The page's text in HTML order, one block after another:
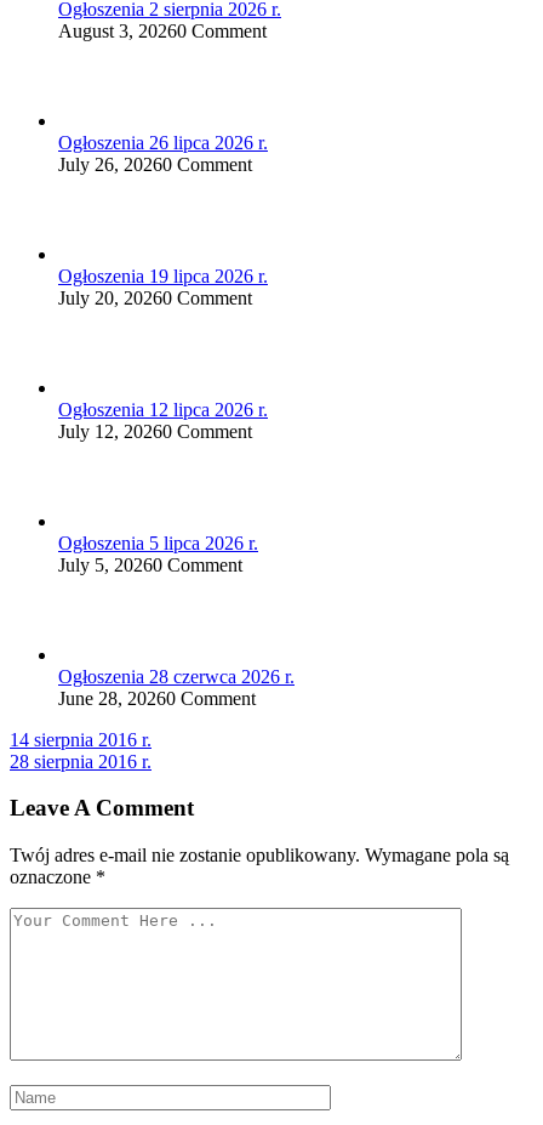
Ogłoszenia 2 sierpnia 2026 r.
August 3, 20260 Comment
Ogłoszenia 26 lipca 2026 r.
July 26, 20260 Comment
Ogłoszenia 19 lipca 2026 r.
July 20, 20260 Comment
Ogłoszenia 12 lipca 2026 r.
July 12, 20260 Comment
Ogłoszenia 5 lipca 2026 r.
July 5, 20260 Comment
Ogłoszenia 28 czerwca 2026 r.
June 28, 20260 Comment
Nawigacja
wpisu
14 sierpnia 2016 r.
28 sierpnia 2016 r.
Leave A Comment
Twój adres e-mail nie zostanie opublikowany. Wymagane pola są
oznaczone *